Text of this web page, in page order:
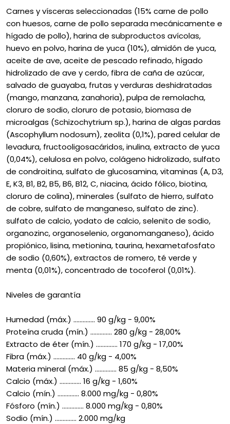
Carnes y vísceras seleccionadas (15% carne de pollo
con huesos, carne de pollo separada mecánicamente e
hígado de pollo), harina de subproductos avícolas,
huevo en polvo, harina de yuca (10%), almidón de yuca,
aceite de ave, aceite de pescado refinado, hígado
hidrolizado de ave y cerdo, fibra de caña de azúcar,
salvado de guayaba, frutas y verduras deshidratadas
(mango, manzana, zanahoria), pulpa de remolacha,
cloruro de sodio, cloruro de potasio, biomasa de
microalgas (Schizochytrium sp.), harina de algas pardas
(Ascophyllum nodosum), zeolita (0,1%), pared celular de
levadura, fructooligosacáridos, inulina, extracto de yuca
(0,04%), celulosa en polvo, colágeno hidrolizado, sulfato
de condroitina, sulfato de glucosamina, vitaminas (A, D3,
E, K3, B1, B2, B5, B6, B12, C, niacina, ácido fólico, biotina,
cloruro de colina), minerales (sulfato de hierro, sulfato
de cobre, sulfato de manganeso, sulfato de zinc).
sulfato de calcio, yodato de calcio, selenito de sodio,
organozinc, organoselenio, organomanganeso), ácido
propiónico, lisina, metionina, taurina, hexametafosfato
de sodio (0,60%), extractos de romero, té verde y
menta (0,01%), concentrado de tocoferol (0,01%).
Niveles de garantía
Humedad (máx.) .............. 90 g/kg - 9,00%
Proteína cruda (mín.) .............. 280 g/kg - 28,00%
Extracto de éter (mín.) .............. 170 g/kg - 17,00%
Fibra (máx.) .............. 40 g/kg - 4,00%
Materia mineral (máx.) .............. 85 g/kg - 8,50%
Calcio (máx.) .............. 16 g/kg - 1,60%
Calcio (mín.) .............. 8.000 mg/kg - 0,80%
Fósforo (mín.) .............. 8.000 mg/kg - 0,80%
Sodio (mín.) .............. 2.000 mg/kg